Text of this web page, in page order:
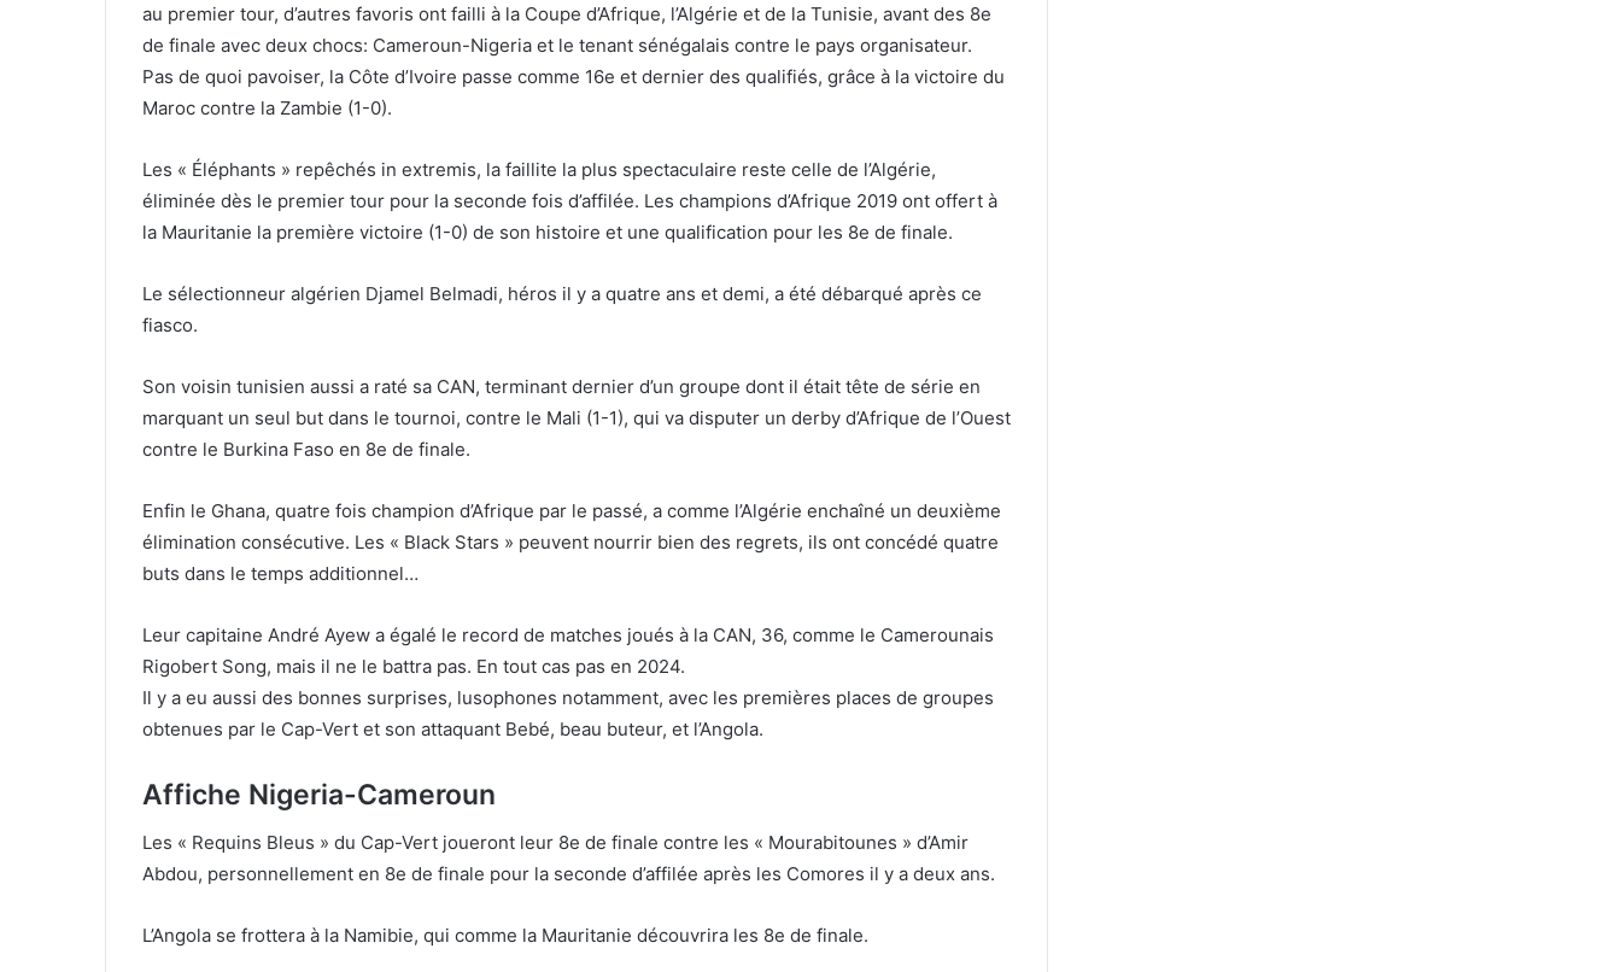
au premier tour, d’autres favoris ont failli à la Coupe d’Afrique, l’Algérie et de la Tunisie, avant des 8e
de finale avec deux chocs: Cameroun-Nigeria et le tenant sénégalais contre le pays organisateur.
Pas de quoi pavoiser, la Côte d’Ivoire passe comme 16e et dernier des qualifiés, grâce à la victoire du
Maroc contre la Zambie (1-0).
Les « Éléphants » repêchés in extremis, la faillite la plus spectaculaire reste celle de l’Algérie,
éliminée dès le premier tour pour la seconde fois d’affilée. Les champions d’Afrique 2019 ont offert à
la Mauritanie la première victoire (1-0) de son histoire et une qualification pour les 8e de finale.
Le sélectionneur algérien Djamel Belmadi, héros il y a quatre ans et demi, a été débarqué après ce
fiasco.
Son voisin tunisien aussi a raté sa CAN, terminant dernier d’un groupe dont il était tête de série en
marquant un seul but dans le tournoi, contre le Mali (1-1), qui va disputer un derby d’Afrique de l’Ouest
contre le Burkina Faso en 8e de finale.
Enfin le Ghana, quatre fois champion d’Afrique par le passé, a comme l’Algérie enchaîné un deuxième
élimination consécutive. Les « Black Stars » peuvent nourrir bien des regrets, ils ont concédé quatre
buts dans le temps additionnel…
Leur capitaine André Ayew a égalé le record de matches joués à la CAN, 36, comme le Camerounais
Rigobert Song, mais il ne le battra pas. En tout cas pas en 2024.
Il y a eu aussi des bonnes surprises, lusophones notamment, avec les premières places de groupes
obtenues par le Cap-Vert et son attaquant Bebé, beau buteur, et l’Angola.
Affiche Nigeria-Cameroun
Les « Requins Bleus » du Cap-Vert joueront leur 8e de finale contre les « Mourabitounes » d’Amir
Abdou, personnellement en 8e de finale pour la seconde d’affilée après les Comores il y a deux ans.
L’Angola se frottera à la Namibie, qui comme la Mauritanie découvrira les 8e de finale.